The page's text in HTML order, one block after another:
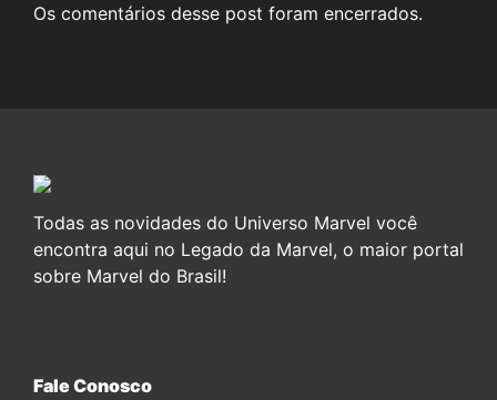
Os comentários desse post foram encerrados.
Todas as novidades do Universo Marvel você
encontra aqui no Legado da Marvel, o maior portal
sobre Marvel do Brasil!
Fale Conosco